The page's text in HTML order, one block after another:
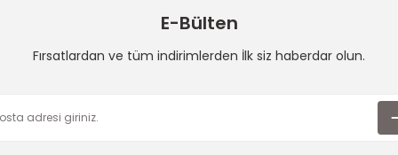
E-Bülten
Fırsatlardan ve tüm indirimlerden İlk siz haberdar olun.